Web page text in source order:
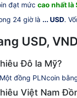
đạt mức cao nhất
24 giờ là ... USD.
USD, VND
Đô la Mỹ?
Một đồng PLNcoin
Việt Nam